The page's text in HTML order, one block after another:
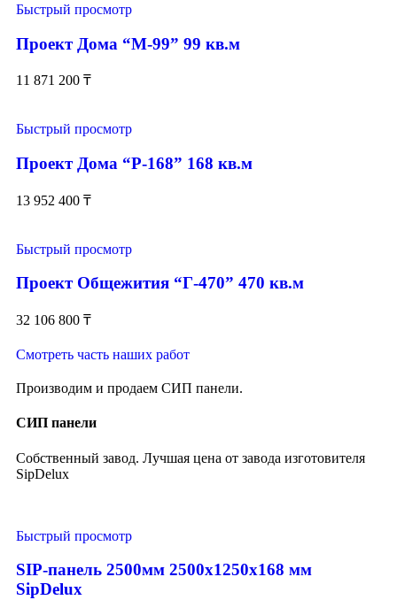
Быстрый просмотр
Проект Дома “М-99” 99 кв.м
11 871 200 ₸
Быстрый просмотр
Проект Дома “Р-168” 168 кв.м
13 952 400 ₸
Быстрый просмотр
Проект Общежития “Г-470” 470 кв.м
32 106 800 ₸
Смотреть часть наших работ
Производим и продаем СИП панели.
СИП панели
Собственный завод. Лучшая цена от завода изготовителя
SipDelux
Быстрый просмотр
SIP-панель 2500мм 2500x1250x168 мм
SipDelux